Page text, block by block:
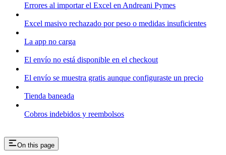
Errores al importar el Excel en Andreani Pymes
Excel masivo rechazado por peso o medidas insuficientes
La app no carga
El envío no está disponible en el checkout
El envío se muestra gratis aunque configuraste un precio
Tienda baneada
Cobros indebidos y reembolsos
On this page